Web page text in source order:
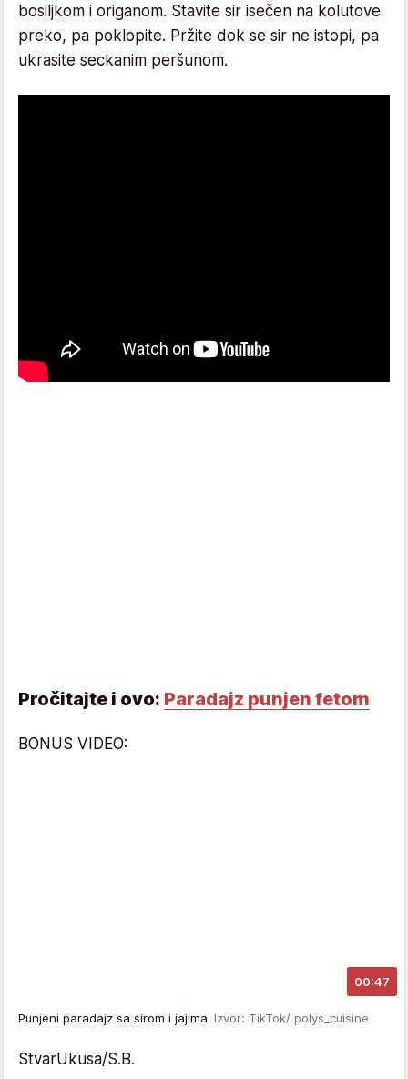
bosiljkom i origanom. Stavite sir isečen na kolutove
preko, pa poklopite. Pržite dok se sir ne istopi, pa
ukrasite seckanim peršunom.
Pročitajte i ovo: Paradajz punjen fetom
BONUS VIDEO:
00:47
Punjeni paradajz sa sirom i jajima Izvor: TikTok/ polys_cuisine
StvarUkusa/S.B.